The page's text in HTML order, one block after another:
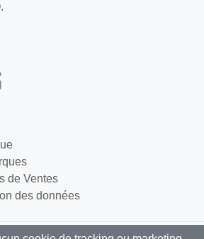
de Ventes
des données